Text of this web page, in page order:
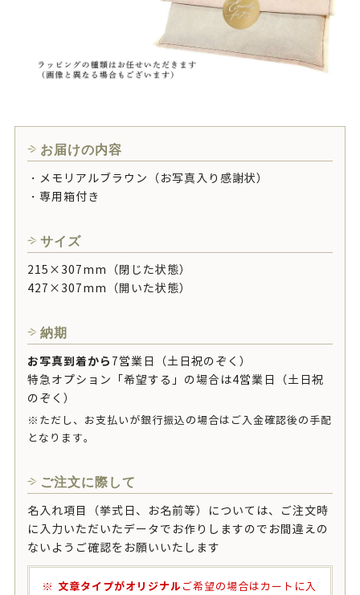
お届けの内容
・メモリアルブラウン（お写真入り感謝状）
・専用箱付き
サイズ
215×307mm（閉じた状態）
427×307mm（開いた状態）
納期
お写真到着から 7営業日（土日祝のぞく）
特急オプション「希望する」の場合は4営業日（土日祝
のぞく）
※ただし、お支払いが銀行振込の場合はご入金確認後の手配
となります。
ご注文に際して
名入れ項目（挙式日、お名前等）については、ご注文時
に入力いただいたデータでお作りしますのでお間違えの
ないようご確認をお願いいたします
文章タイプがオリジナル ご希望の場合はカートに入